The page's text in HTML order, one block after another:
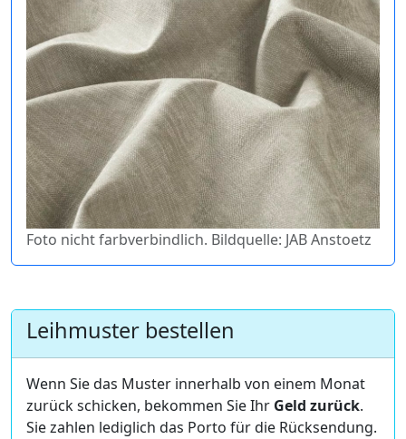
Foto nicht farbverbindlich. Bildquelle: JAB Anstoetz
Leihmuster bestellen
Wenn Sie das Muster innerhalb von einem Monat
zurück schicken, bekommen Sie Ihr Geld zurück.
Sie zahlen lediglich das Porto für die Rücksendung.